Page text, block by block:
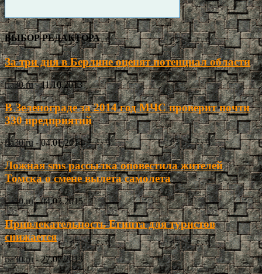
ВЫБОР РЕДАКТОРА
За три дня в Берлине оценят потенциал области
ria30.ru - 11.10.2013
В Зеленограде за 2014 год МЧС проверит почти
330 предприятий
ria30.ru - 04.01.2014
Ложная sms рассылка оповестила жителей
Томска о смене вылета самолета
ria30.ru - 04.03.2015
Привлекательность Египта для туристов
снижается
ria30.ru - 27.07.2013